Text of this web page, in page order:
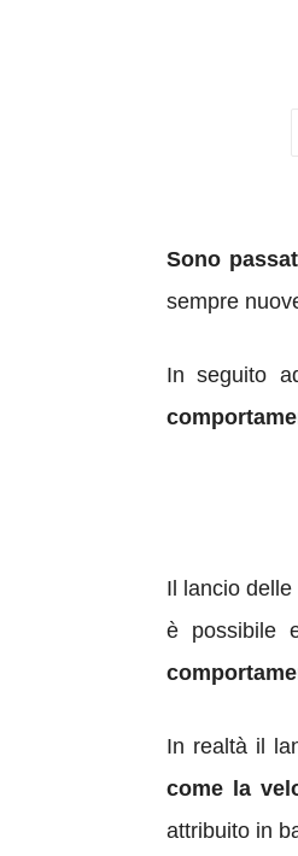
Sono
sempre
In seguito
Il lancio delle
è possibile
In realtà il
come la
attribuito in